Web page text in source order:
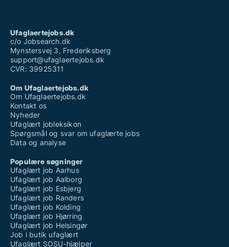
Ufaglært sosu vikar løn
Ufaglært timeløn
Ufaglaertejobs.dk
c/o Jobsearch.dk
Mynstersvej 3, Frederiksberg
support@ufaglaertejobs.dk
CVR: 39925311
Om Ufaglaertejobs.dk
Om Ufaglaertejobs.dk
Kontakt os
Nyheder
Ufaglært jobleksikon
Spørgsmål og svar om ufaglærte jobs
Data og analyse
Populære søgninger
Ufaglært job Aarhus
Ufaglært job Aalborg
Ufaglært job Esbjerg
Ufaglært job Randers
Ufaglært job Kolding
Ufaglært job Hjørring
Ufaglært job Helsingør
Job i butik ufaglært
Ufaglært SOSU-hjælper